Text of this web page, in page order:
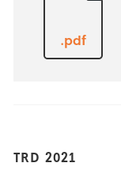
.pdf
TRD 2021